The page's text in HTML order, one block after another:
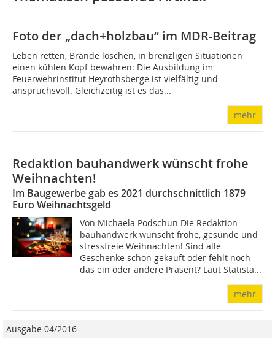
Foto der „dach+holzbau“ im MDR-Beitrag
Leben retten, Brände löschen, in brenzligen Situationen
einen kühlen Kopf bewahren: Die Ausbildung im
Feuerwehrinstitut Heyrothsberge ist vielfältig und
anspruchsvoll. Gleichzeitig ist es das...
mehr
Redaktion bauhandwerk wünscht frohe
Weihnachten!
Im Baugewerbe gab es 2021 durchschnittlich 1879
Euro Weihnachtsgeld
Von Michaela Podschun Die Redaktion
bauhandwerk wünscht frohe, gesunde und
stressfreie Weihnachten! Sind alle
Geschenke schon gekauft oder fehlt noch
das ein oder andere Präsent? Laut Statista...
mehr
Ausgabe 04/2016